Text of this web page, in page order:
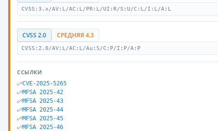
CVSS:3.x/AV:L/AC:L/PR:L/UI:R/S:U/C:L/I:L/A:L
CVSS 2.0 СРЕДНЯЯ 4.3
CVSS:2.0/AV:L/AC:L/Au:S/C:P/I:P/A:P
ССЫЛКИ
CVE-2025-5265
MFSA 2025-42
MFSA 2025-43
MFSA 2025-44
MFSA 2025-45
MFSA 2025-46